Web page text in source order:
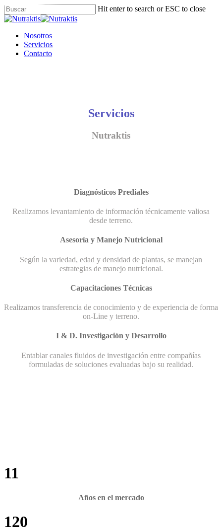
Skip
to
content
Hit enter to search or ESC to close
Close
Menu
Nosotros
Servicios
Contacto
Servicios
Nutraktis
Diagnósticos Prediales
Realizamos levantamiento de información técnicamente valiosa
desde terreno.
Asesoría y Manejo Nutricional
Según la variedad, edad y densidad de plantas, se manejan
estrategias de manejo nutricional.
Capacitaciones Técnicas
Realizamos transferencia de conocimiento y de experiencia de forma
on-Line y terreno.
I & D. Investigación y Desarrollo
Entablar canales fluidos de investigación entre compañías
formuladas de soluciones evaluadas bajo su realidad.
11
Años en el mercado
120